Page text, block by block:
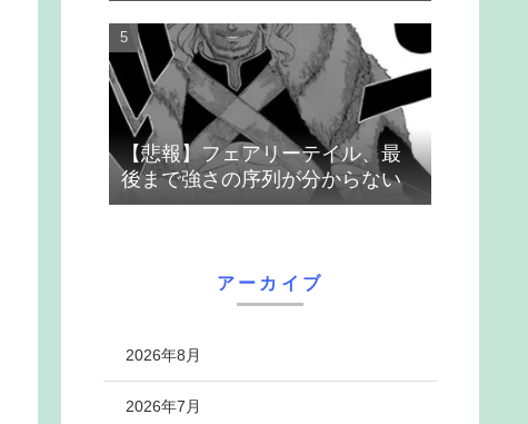
【悲報】フェアリーテイル、最
後まで強さの序列が分からない
アーカイブ
2026年8月
2026年7月